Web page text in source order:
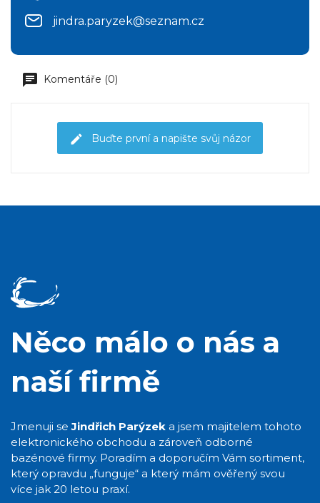
jindra.paryzek@seznam.cz
Komentáře (0)
Buďte první a napište svůj názor
Něco málo o nás a
naší firmě
Jmenuji seJindřich Parýzek a jsem majitelem tohoto
elektronického obchodu a zároveň odborné
bazénové firmy. Poradím a doporučím Vám sortiment,
který opravdu „funguje“ a který mám ověřený svou
více jak 20 letou praxí.